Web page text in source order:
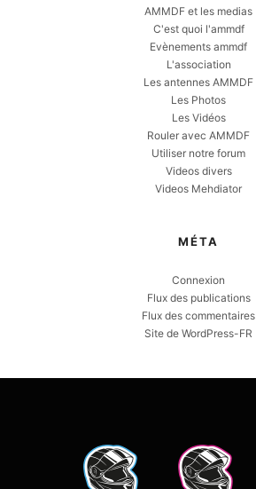
AMMDF et les medias
C'est quoi l'ammdf
Evènements ammdf
L'association
Les antennes AMMDF
Les Photos
Les Vidéos
Rouler avec AMMDF
Utiliser notre forum
Videos divers
Videos Mehdiator
MÉTA
Connexion
Flux des publications
Flux des commentaires
Site de WordPress-FR